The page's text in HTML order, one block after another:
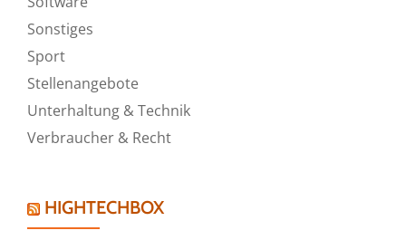
Sonstiges
Sport
Stellenangebote
Unterhaltung & Technik
Verbraucher & Recht
HIGHTECHBOX